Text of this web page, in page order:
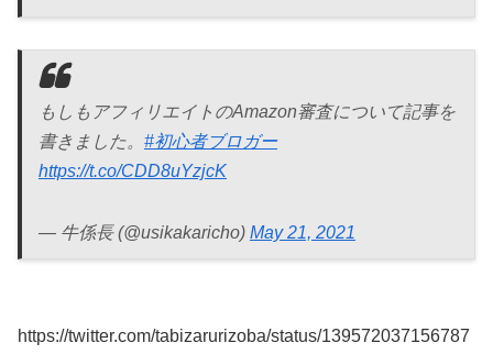
もしもアフィリエイトのAmazon審査について記事を
書きました。 #初心者ブロガー
https://t.co/CDD8uYzjcK
— 牛係長 (@usikakaricho) May 21, 2021
https://twitter.com/tabizarurizoba/status/139572037156787